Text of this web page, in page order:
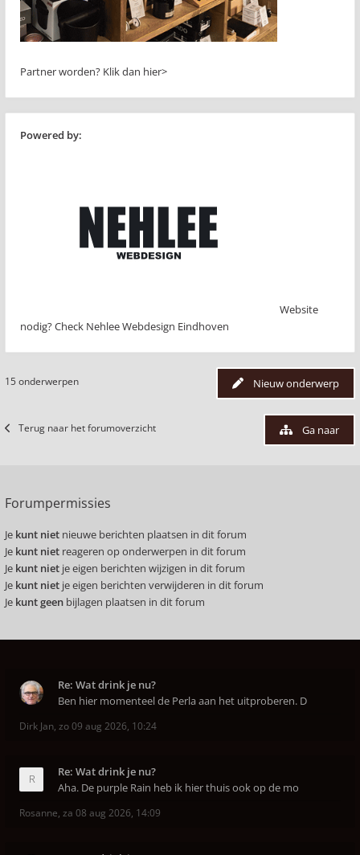
Partner worden? Klik dan hier>
Powered by:
Website
nodig? Check Nehlee Webdesign Eindhoven
Nieuw onderwerp
15 onderwerpen
Terug naar het forumoverzicht Ga naar
Forumpermissies
Je kunt niet nieuwe berichten plaatsen in dit forum
Je kunt niet reageren op onderwerpen in dit forum
Je kunt niet je eigen berichten wijzigen in dit forum
Je kunt niet je eigen berichten verwijderen in dit forum
Je kunt geen bijlagen plaatsen in dit forum
Re: Wat drink je nu?
Ben hier momenteel de Perla aan het uitproberen. D
Dirk Jan, zo 09 aug 2026, 10:24
Re: Wat drink je nu?
Aha. De purple Rain heb ik hier thuis ook op de mo
Rosanne, za 08 aug 2026, 14:09